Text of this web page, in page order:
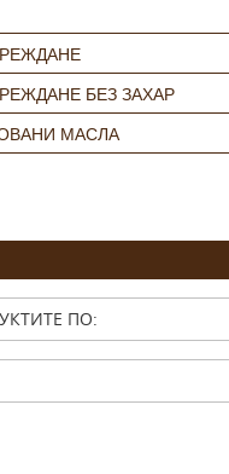
БЕЗ ЗАХАР
МАСЛА
ПО: